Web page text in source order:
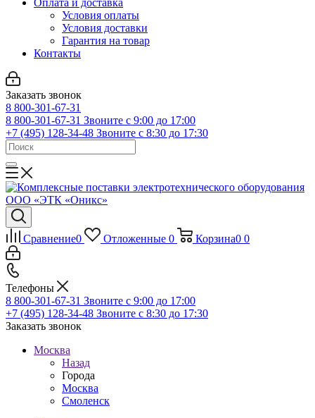
Оплата и доставка
Условия оплаты
Условия доставки
Гарантия на товар
Контакты
Заказать звонок
8 800-301-67-31
8 800-301-67-31 Звоните с 9:00 до 17:00
+7 (495) 128-34-48 Звоните с 8:30 до 17:30
Сравнение0 Отложенные 0 Корзина0 0
Телефоны
8 800-301-67-31 Звоните с 9:00 до 17:00
+7 (495) 128-34-48 Звоните с 8:30 до 17:30
Заказать звонок
Москва
Назад
Города
Москва
Смоленск